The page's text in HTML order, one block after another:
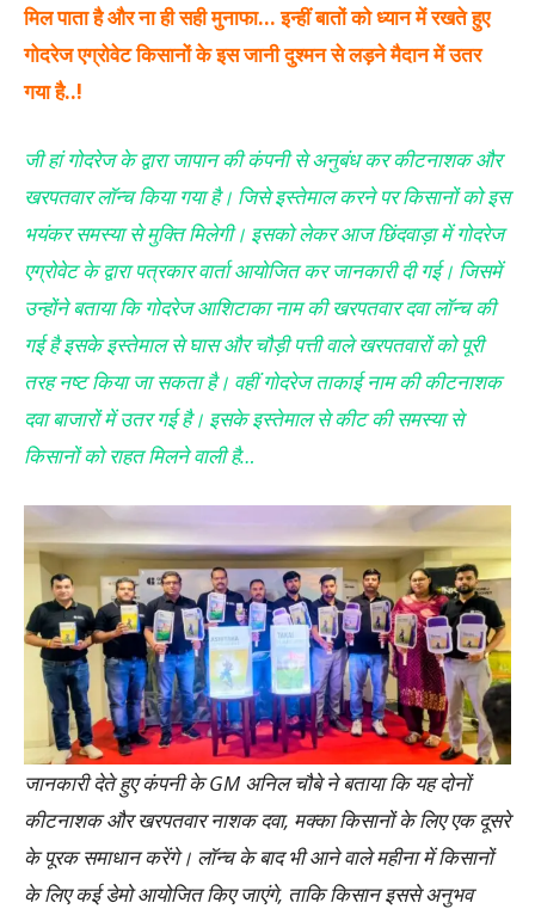
मिल पाता है और ना ही सही मुनाफा… इन्हीं बातों को ध्यान में रखते हुए
गोदरेज एग्रोवेट किसानों के इस जानी दुश्मन से लड़ने मैदान में उतर
गया है..!
जी हां गोदरेज के द्वारा जापान की कंपनी से अनुबंध कर कीटनाशक और
खरपतवार लॉन्च किया गया है। जिसे इस्तेमाल करने पर किसानों को इस
भयंकर समस्या से मुक्ति मिलेगी। इसको लेकर आज छिंदवाड़ा में गोदरेज
एग्रोवेट के द्वारा पत्रकार वार्ता आयोजित कर जानकारी दी गई। जिसमें
उन्होंने बताया कि गोदरेज आशिटाका नाम की खरपतवार दवा लॉन्च की
गई है इसके इस्तेमाल से घास और चौड़ी पत्ती वाले खरपतवारों को पूरी
तरह नष्ट किया जा सकता है। वहीं गोदरेज ताकाई नाम की कीटनाशक
दवा बाजारों में उतर गई है। इसके इस्तेमाल से कीट की समस्या से
किसानों को राहत मिलने वाली है…
जानकारी देते हुए कंपनी के GM अनिल चौबे ने बताया कि यह दोनों
कीटनाशक और खरपतवार नाशक दवा, मक्का किसानों के लिए एक दूसरे
के पूरक समाधान करेंगे। लॉन्च के बाद भी आने वाले महीना में किसानों
के लिए कई डेमो आयोजित किए जाएंगे, ताकि किसान इससे अनुभव